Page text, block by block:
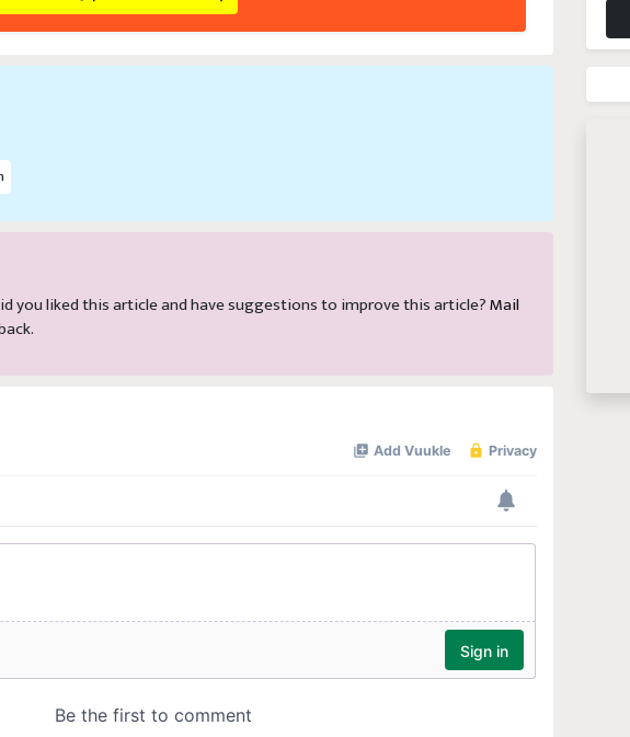
you liked this article and have suggestions to improve this article? Mail